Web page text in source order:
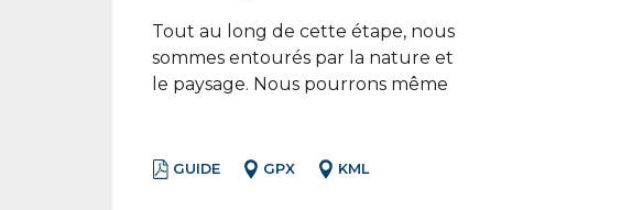
Tout au long de cette étape, nous
sommes entourés par la nature et
le paysage. Nous pourrons même
GUIDE GPX KML